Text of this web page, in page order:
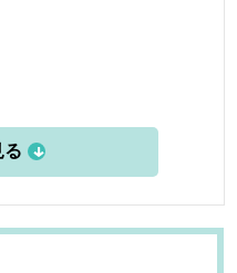
ー勤務
チエイジングセンター他研